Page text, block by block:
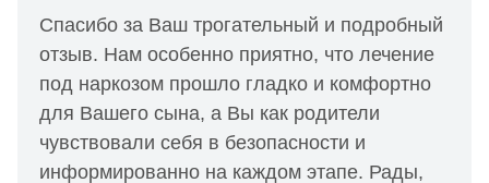
Спасибо за Ваш трогательный и подробный
отзыв. Нам особенно приятно, что лечение
под наркозом прошло гладко и комфортно
для Вашего сына, а Вы как родители
чувствовали себя в безопасности и
информированно на каждом этапе. Рады,